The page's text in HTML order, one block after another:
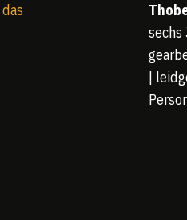
das
sechs
|